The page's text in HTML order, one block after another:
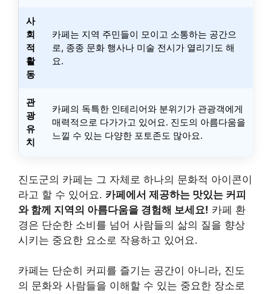
사
회
적
활
동
카페는 지역 주민들이 모이고 소통하는 공간으
로, 종종 문화 행사나 미술 전시가 열리기도 해
요.
관
광
유
치
카페의 독특한 인테리어와 분위기가 관광객에게
매력적으로 다가가고 있어요. 진도의 아름다움을
느낄 수 있는 다양한 포토존도 많아요.
진도군의 카페는 그 자체로 하나의 문화적 아이콘이
라고 할 수 있어요. 카페에서 제공하는 맛있는 커피
와 함께 지역의 아름다움을 경험해 보세요! 카페 환
경은 단순한 소비를 넘어 사람들의 삶의 질을 향상
시키는 중요한 요소로 작용하고 있어요.
카페는 단순히 커피를 즐기는 공간이 아니라, 진도
의 문화와 사람들을 이해할 수 있는 중요한 장소로